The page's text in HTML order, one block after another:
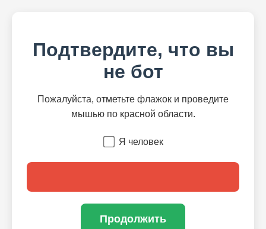
Подтвердите, что вы
не бот
Пожалуйста, отметьте флажок и проведите
мышью по красной области.
Я человек
Продолжить